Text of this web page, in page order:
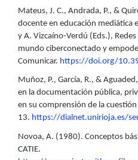
Mateus, J. C., Andrada, P., &
docente en educación mediática
y A. Vizcaíno-Verdú (Eds.),
mundo ciberconectado y
Comunicar. https://doi.org/
Muñoz, P., García, R., &
en la documentación pública,
en su comprensión de la
13. https://dialnet.unirioja.es/
Novoa, A. (1980). Conceptos
CATIE.